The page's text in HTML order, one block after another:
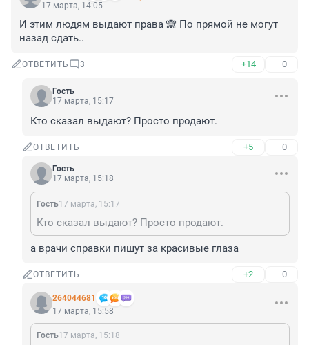
17 марта, 14:05
И этим людям выдают права 🙈 По прямой не могут
назад сдать..
ОТВЕТИТЬ 3 +14 –0
Гость
17 марта, 15:17
Кто сказал выдают? Просто продают.
ОТВЕТИТЬ +5 –0
Гость
17 марта, 15:18
Гость17 марта, 15:17
Кто сказал выдают? Просто продают.
а врачи справки пишут за красивые глаза
ОТВЕТИТЬ +2 –0
264044681
17 марта, 15:58
Гость17 марта, 15:18